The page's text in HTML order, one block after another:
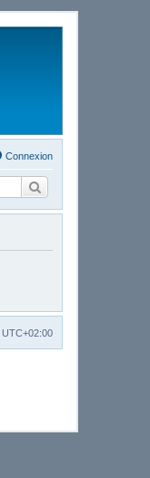
Connexion
UTC+02:00